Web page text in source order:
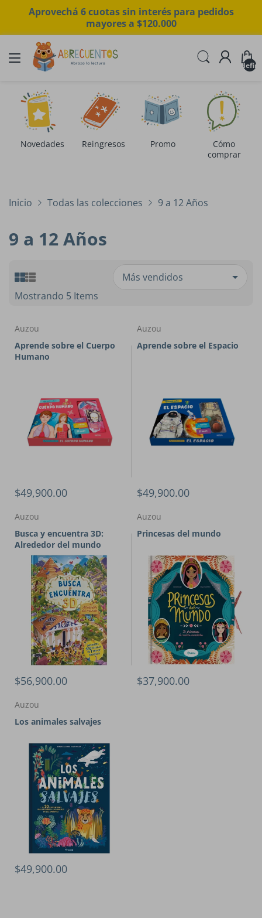
Aprovechá 6 cuotas sin interés para pedidos
mayores a $120.000
Novedades Reingresos Promo
Cómo
comprar
Inicio Todas las colecciones 9 a 12 Años
9 a 12 Años
Mostrando 5 Items
Auzou
Aprende sobre el Cuerpo
Humano
$49,900.00
Auzou
Aprende sobre el Espacio
$49,900.00
Auzou
Busca y encuentra 3D:
Alrededor del mundo
$56,900.00
Auzou
Princesas del mundo
$37,900.00
Auzou
Los animales salvajes
$49,900.00